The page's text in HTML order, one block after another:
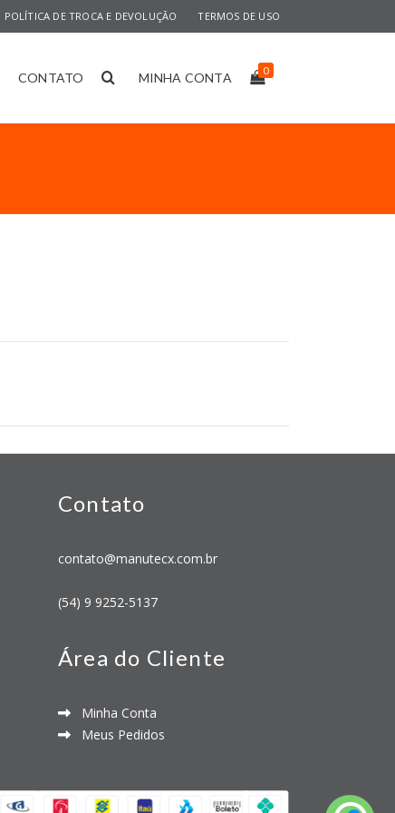
POLÍTICA DE TROCA E DEVOLUÇÃO TERMOS DE USO
CONTATO MINHA CONTA 0
Contato
contato@manutecx.com.br
(54) 9 9252-5137
Área do Cliente
Minha Conta
Meus Pedidos